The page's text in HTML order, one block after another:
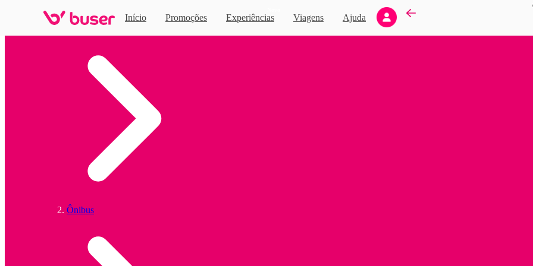
Início Promoções Experiências Viagens Ajuda
Ônibus